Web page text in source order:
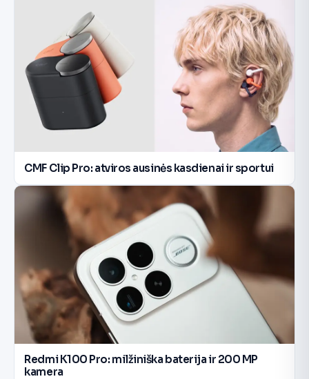
CMF Clip Pro: atviros ausinės kasdienai ir sportui
Redmi K100 Pro: milžiniška baterija ir 200 MP
kamera